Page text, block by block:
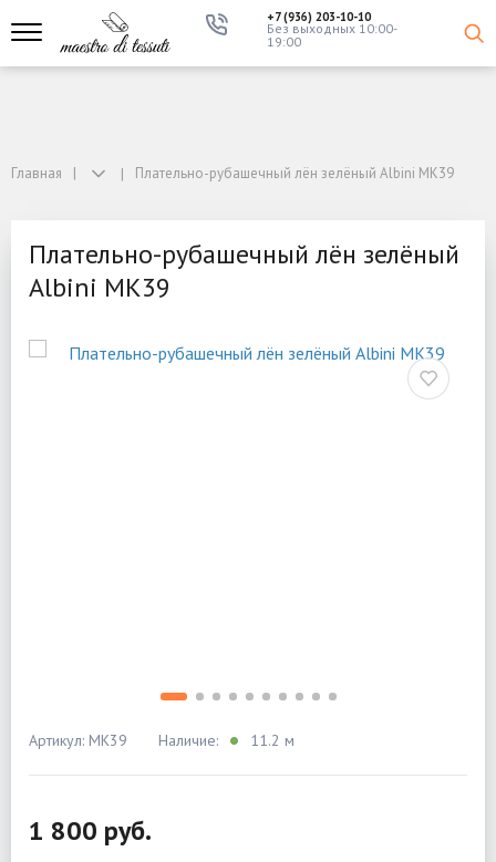
+7 (936) 203-10-10
Без выходных 10:00-
19:00
Главная Плательно-рубашечный лён зелёный Albini MK39
Плательно-рубашечный лён зелёный
Albini MK39
Артикул: MK39 Наличие: 11.2 м
1 800 руб.